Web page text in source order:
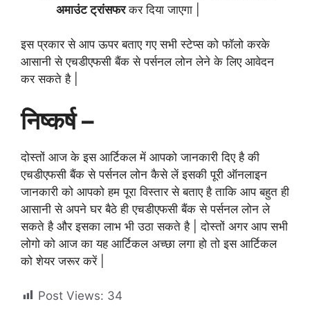
अमाउंट ट्रांसफरकर दिया जाएगा |
इस प्रकार से आप ऊपर बताए गए सभी स्टेप्स को फॉलो करके
आसानी से एचडीएफसी बैंक से पर्सनल लोन लेने के लिए आवेदन
कर सकते है |
निष्कर्ष –
दोस्तों आज के इस आर्टिकल में आपको जानकारी दिए है की
एचडीएफसी बैंक से पर्सनल लोन कैसे लें इसकी पूरी ऑनलाइन
जानकारी को आपको हम पूरा विस्तार से बताए है ताकि आप बहुत ही
आसानी से अपने घर बैठे ही एचडीएफसी बैंक से पर्सनल लोन ले
सकते है और इसका लाभ भी उठा सकते है | दोस्तों अगर आप सभी
लोगो को आज का यह आर्टिकल अच्छा लगा हो तो इस आर्टिकल
को शेयर जरूर करें |
Post Views: 34